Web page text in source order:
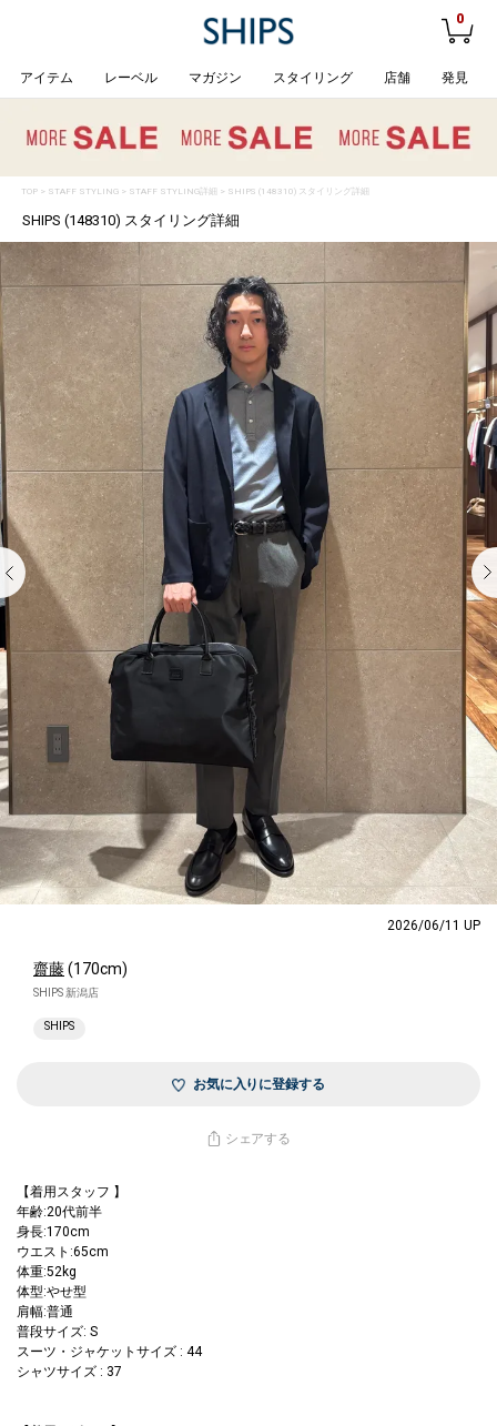
0
アイテム レーベル マガジン スタイリング 店舗 発見
TOP> STAFF STYLING> STAFF STYLING詳細 > SHIPS (148310) スタイリング詳細
SHIPS (148310) スタイリング詳細
2026/06/11 UP
齋藤(170cm)
SHIPS 新潟店
SHIPS
お気に入りに登録する
シェアする
【着用スタッフ 】
年齢:20代前半
身長:170cm
ウエスト:65cm
体重:52kg
体型:やせ型
肩幅:普通
普段サイズ: S
スーツ・ジャケットサイズ : 44
シャツサイズ : 37